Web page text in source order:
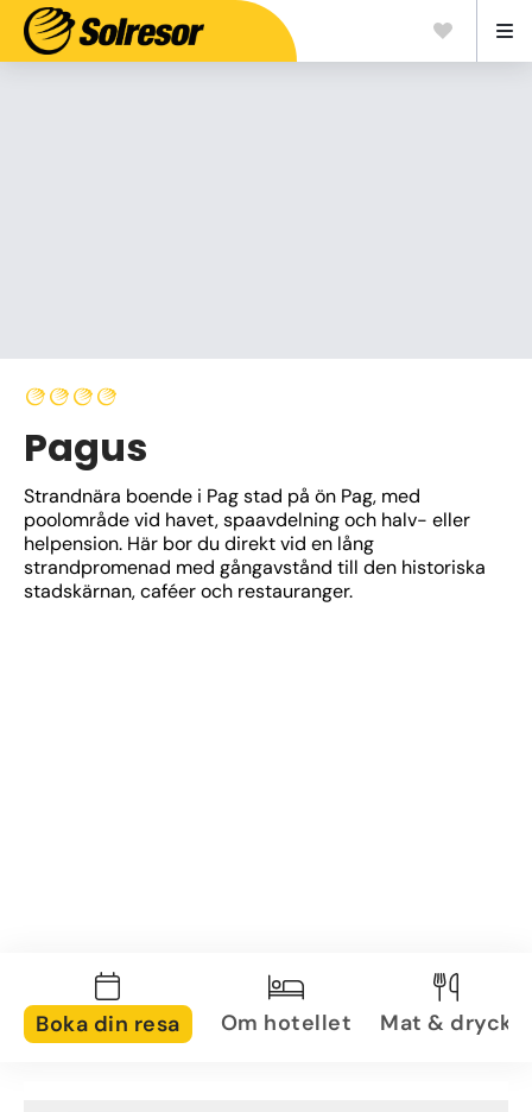
Pagus
Strandnära boende i Pag stad på ön Pag, med
poolområde vid havet, spaavdelning och halv- eller
helpension. Här bor du direkt vid en lång
strandpromenad med gångavstånd till den historiska
stadskärnan, caféer och restauranger.
Boka din resa Om hotellet Mat & dryck